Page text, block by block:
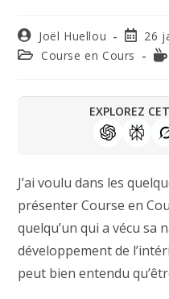
Joël Huellou
26
Course en Cours
EXPLOREZ
J’ai voulu dans les
présenter Course en
quelqu’un qui a vécu sa
développement de
peut bien entendu